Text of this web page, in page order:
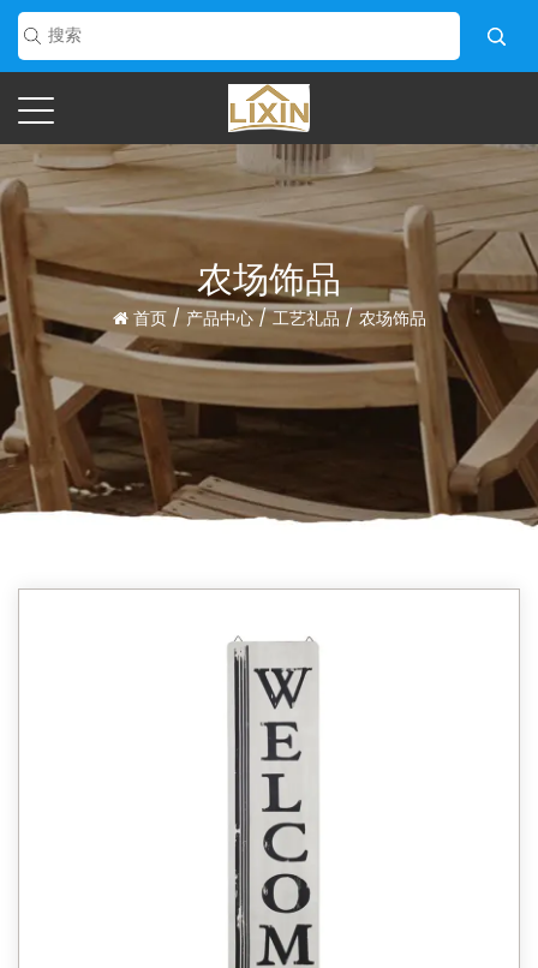
农场饰品
首页/ 产品中心/工艺礼品/农场饰品